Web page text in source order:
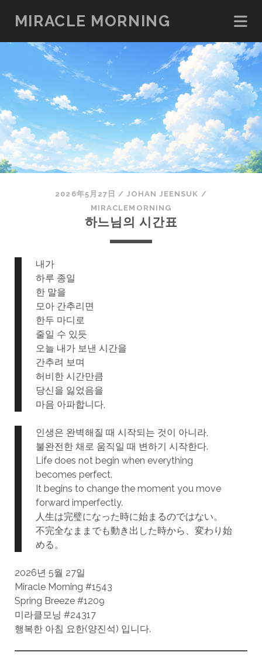
MIRACLE MORNING
2026年5月27日 / JOHAN JEENSUK /
MIRACLEMORNING
하느님의 시간표
내가
하루 종일
한 말을
모아 간추리면
한두 마디로
줄일 수 있듯
오늘 내가 보낸 시간을
간추려 보며
허비한 시간만큼
당신을 잃었음을
마음 아파합니다,
인생은 완벽해질 때 시작되는 것이 아니라,
불완전한 채로 움직일 때 변하기 시작한다.
Life does not begin when everything
becomes perfect.
It begins to change the moment you move
forward imperfectly.
人生は完璧になった時に始まるのではない。
不完全なままでも動き出した時から、変わり始
める。
2026년 5월 27일
Miracle Morning #1543
Spring Breeze #1209
미라클모닝 #24317
행복한 아침 요한(양진석) 입니다.